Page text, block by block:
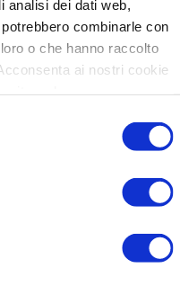
analisi dei dati web,
combinarle con
o che hanno raccolto
ai nostri cookie
strategica per raggiungere
e dell'alta Toscana.